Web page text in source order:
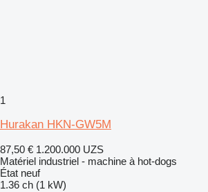
1
Hurakan HKN-GW5M
87,50 € 1.200.000 UZS
Matériel industriel - machine à hot-dogs
État neuf
1.36 ch (1 kW)